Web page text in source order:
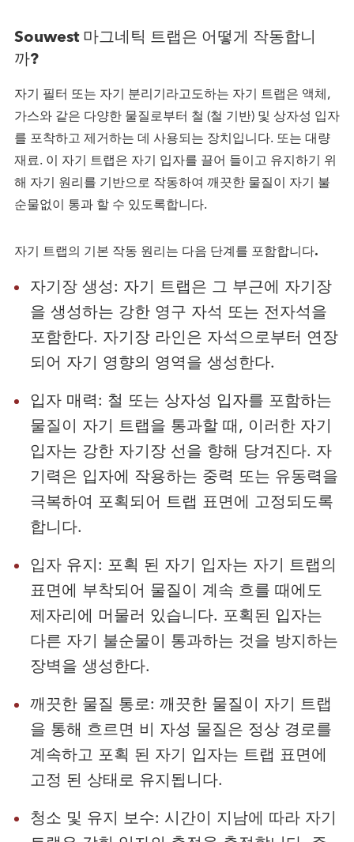
Souwest 마그네틱 트랩은 어떻게 작동합니
까?
자기 필터 또는 자기 분리기라고도하는 자기 트랩은 액체,
가스와 같은 다양한 물질로부터 철 (철 기반) 및 상자성 입자
를 포착하고 제거하는 데 사용되는 장치입니다. 또는 대량
재료. 이 자기 트랩은 자기 입자를 끌어 들이고 유지하기 위
해 자기 원리를 기반으로 작동하여 깨끗한 물질이 자기 불
순물없이 통과 할 수 있도록합니다.
자기 트랩의 기본 작동 원리는 다음 단계를 포함합니다.
자기장 생성: 자기 트랩은 그 부근에 자기장
을 생성하는 강한 영구 자석 또는 전자석을
포함한다. 자기장 라인은 자석으로부터 연장
되어 자기 영향의 영역을 생성한다.
입자 매력: 철 또는 상자성 입자를 포함하는
물질이 자기 트랩을 통과할 때, 이러한 자기
입자는 강한 자기장 선을 향해 당겨진다. 자
기력은 입자에 작용하는 중력 또는 유동력을
극복하여 포획되어 트랩 표면에 고정되도록
합니다.
입자 유지: 포획 된 자기 입자는 자기 트랩의
표면에 부착되어 물질이 계속 흐를 때에도
제자리에 머물러 있습니다. 포획된 입자는
다른 자기 불순물이 통과하는 것을 방지하는
장벽을 생성한다.
깨끗한 물질 통로: 깨끗한 물질이 자기 트랩
을 통해 흐르면 비 자성 물질은 정상 경로를
계속하고 포획 된 자기 입자는 트랩 표면에
고정 된 상태로 유지됩니다.
청소 및 유지 보수: 시간이 지남에 따라 자기